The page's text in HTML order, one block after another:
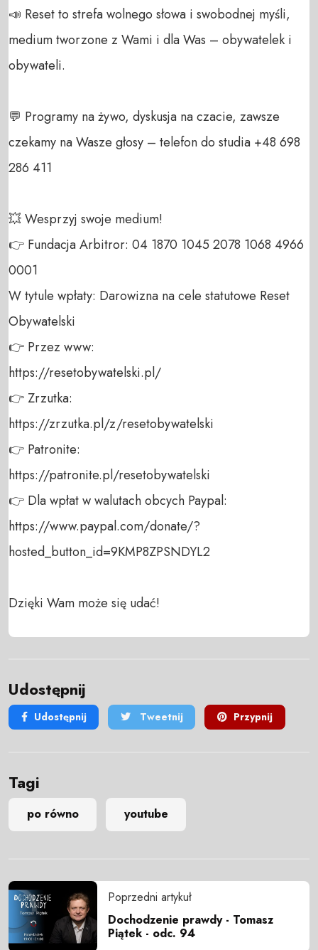
📣 Reset to strefa wolnego słowa i swobodnej myśli,
medium tworzone z Wami i dla Was – obywatelek i
obywateli.
💬 Programy na żywo, dyskusja na czacie, zawsze
czekamy na Wasze głosy – telefon do studia +48 698
286 411
💥 Wesprzyj swoje medium!
👉 Fundacja Arbitror: 04 1870 1045 2078 1068 4966
0001
W tytule wpłaty: Darowizna na cele statutowe Reset
Obywatelski
👉 Przez www:
https://resetobywatelski.pl/
👉 Zrzutka:
https://zrzutka.pl/z/resetobywatelski
👉 Patronite:
https://patronite.pl/resetobywatelski
👉 Dla wpłat w walutach obcych Paypal:
https://www.paypal.com/donate/?
hosted_button_id=9KMP8ZPSNDYL2
Dzięki Wam może się udać!
Udostępnij
Udostępnij Tweetnij Przypnij
Tagi
po równo youtube
Poprzedni artykuł
Dochodzenie prawdy - Tomasz
Piątek - odc. 94